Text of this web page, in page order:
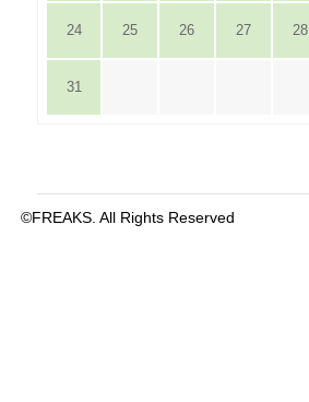
24 25 26 27 28
31
©FREAKS. All Rights Reserved